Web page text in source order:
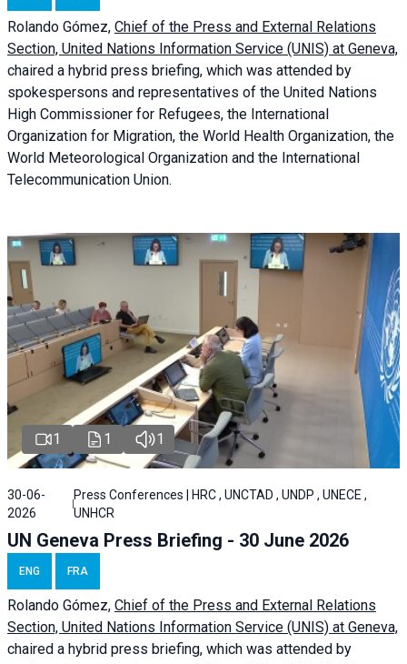
Rolando Gómez, Chief of the Press and External Relations
Section, United Nations Information Service (UNIS) at Geneva,
chaired a hybrid press briefing, which was attended by
spokespersons and representatives of the United Nations
High Commissioner for Refugees, the International
Organization for Migration, the World Health Organization, the
World Meteorological Organization and the International
Telecommunication Union.
1 1 1
30-06-
2026
Press Conferences | HRC , UNCTAD , UNDP , UNECE ,
UNHCR
UN Geneva Press Briefing - 30 June 2026
ENG FRA
Rolando Gómez, Chief of the Press and External Relations
Section, United Nations Information Service (UNIS) at Geneva,
chaired a hybrid press briefing, which was attended by